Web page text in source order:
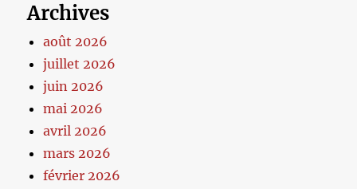
Archives
août 2026
juillet 2026
juin 2026
mai 2026
avril 2026
mars 2026
février 2026